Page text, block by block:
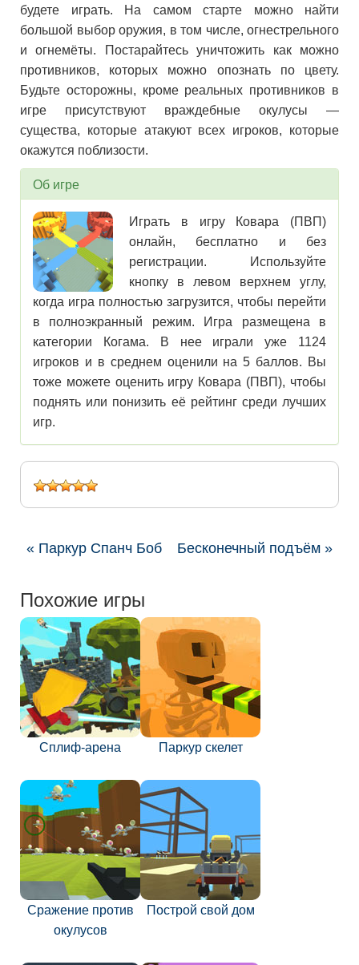
будете играть. На самом старте можно найти
большой выбор оружия, в том числе, огнестрельного
и огнемёты. Постарайтесь уничтожить как можно
противников, которых можно опознать по цвету.
Будьте осторожны, кроме реальных противников в
игре присутствуют враждебные окулусы —
существа, которые атакуют всех игроков, которые
окажутся поблизости.
Об игре
Играть в игру Ковара (ПВП)
онлайн, бесплатно и без
регистрации. Используйте
кнопку в левом верхнем углу,
когда игра полностью загрузится, чтобы перейти
в полноэкранный режим. Игра размещена в
категории Когама. В нее играли уже 1124
игроков и в среднем оценили на 5 баллов. Вы
тоже можете оценить игру Ковара (ПВП), чтобы
поднять или понизить её рейтинг среди лучших
игр.
« Паркур Спанч Боб Бесконечный подъём »
Похожие игры
Сплиф-арена Паркур скелет
Сражение против
окулусов
Построй свой дом